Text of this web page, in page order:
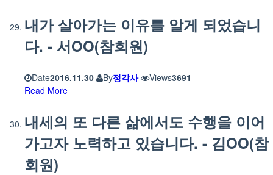
내가 살아가는 이유를 알게 되었습니
다. - 서OO(참회원)
Date2016.11.30 By정각사 Views3691
Read More
내세의 또 다른 삶에서도 수행을 이어
가고자 노력하고 있습니다. - 김OO(참
회원)